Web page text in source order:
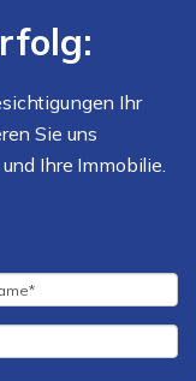
Ihr
Sie uns
Ihre Immobilie.